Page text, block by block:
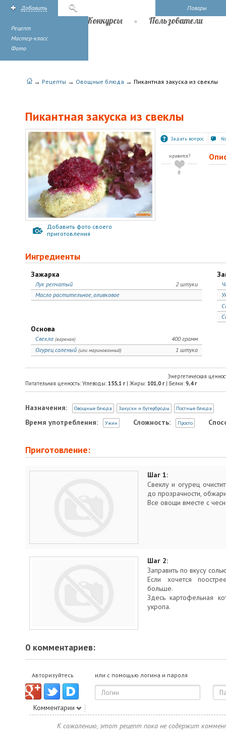
Повары
Добавить
Рецепт
Мастер-класс
Фото
Конкурсы Пользователи
→ Рецепты → Овощные блюда → Пикантная закуска из свеклы
Пикантная закуска из свеклы
Добавить фото своего
приготовления
Задать вопрос
нравится?
0
Ингредиенты
Зажарка
2 штуки
Лук репчатый
Масло растительное, оливковое
Основа
400 грамм
Свекла (вареная)
1 штука
Огурец соленый (или маринованный)
Энергетическая
Питательная ценность: Углеводы: 155,1 г| Жиры: 101,0 г| Белки: 9,4г
Назначения: Овощные блюда Закуски и бутерброды Постные блюда
Время употребления: Ужин Сложность: Просто
Приготовление:
Шаг 1:
Свеклу и огурец
до прозрачности,
Все овощи вместе с
Шаг 2:
Заправить по вкусу
Если хочется
больше.
Здесь картофельная
укропа.
0 комментариев:
Авторизуйтесь или с помощью логина и пароля
Комментарии
К сожалению, этот рецепт пока не содержит